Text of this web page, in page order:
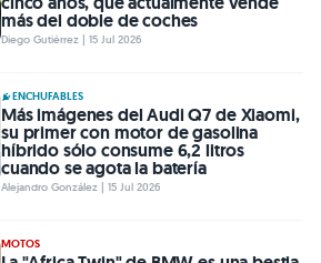
más del doble de coches
Diego Gutiérrez | 15 Jul 2026
ENCHUFABLES
Más imágenes del Audi Q7 de Xiaomi,
su primer con motor de gasolina
híbrido sólo consume 6,2 litros
cuando se agota la batería
Alejandro González | 15 Jul 2026
MOTOS